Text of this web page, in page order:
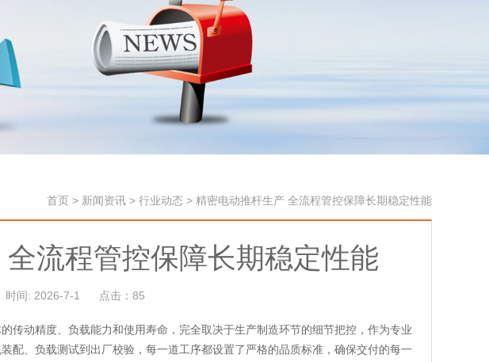
首页 > 新闻资讯 > 行业动态 > 精密电动推杆生产 全流程管控保障长期稳定性能
流程管控保障长期稳定性能
时间: 2026-7-1 点击：85
传动精度、负载能力和使用寿命，完全取决于生产制造环节的细节把控，作为专业
配、负载测试到出厂校验，每一道工序都设置了严格的品质标准，确保交付的每一